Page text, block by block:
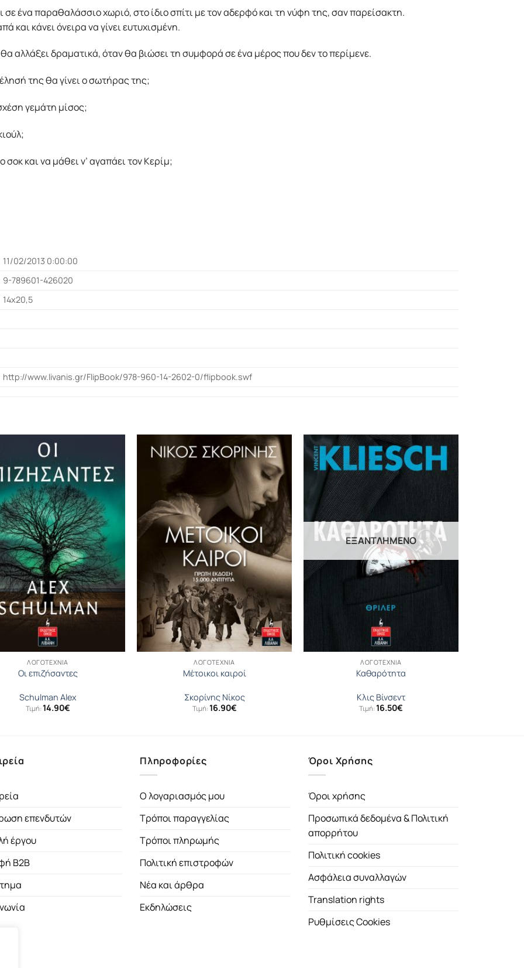
σε ένα παραθαλάσσιο χωριό, στο ίδιο σπίτι με τον αδερφό και τη νύφη της, σαν παρείσακτη.
και κάνει όνειρα να γίνει ευτυχισμένη.
αλλάξει δραματικά, όταν θα βιώσει τη συμφορά σε ένα μέρος που δεν το περίμενε.
της θα γίνει ο σωτήρας της;
γεμάτη μίσος;
και να μάθει ν’ αγαπάει τον Κερίμ;
11/02/2013 0:00:00
9-789601-426020
14x20,5
http://www.livanis.gr/FlipBook/978-960-14-2602-0/flipbook.swf
ΛΟΓΟΤΕΧΝΊΑ
Οι επιζήσαντες
Schulman Alex
Τιμή:14.90€
ΛΟΓΟΤΕΧΝΊΑ
Μέτοικοι καιροί
Σκορίνης Νίκος
Τιμή:16.90€
ΕΞΑΝΤΛΗΜΈΝΟ
ΛΟΓΟΤΕΧΝΊΑ
Καθαρότητα
Κλις Βίνσεντ
Τιμή:16.50€
επενδυτών
έργου
B2B
Πληροφορίες
Ο λογαριασμός μου
Τρόποι παραγγελίας
Τρόποι πληρωμής
Πολιτική επιστροφών
Νέα και άρθρα
Εκδηλώσεις
Όροι Χρήσης
Όροι χρήσης
Προσωπικά δεδομένα & Πολιτική
απορρήτου
Πολιτική cookies
Ασφάλεια συναλλαγών
Translation rights
Ρυθμίσεις Cookies